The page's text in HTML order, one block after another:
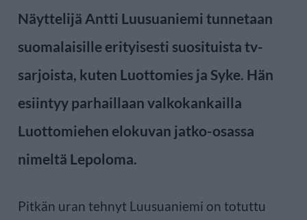
Näyttelijä Antti Luusuaniemi tunnetaan
suomalaisille erityisesti suosituista tv-
sarjoista, kuten Luottomies ja Syke. Hän
esiintyy parhaillaan valkokankailla
Luottomiehen elokuvan jatko-osassa
nimeltä Lepoloma.
Pitkän uran tehnyt Luusuaniemi on totuttu